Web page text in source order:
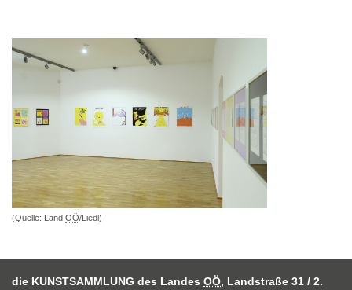
(Quelle: Land OÖ/Liedl)
die KUNSTSAMMLUNG des Landes OÖ, Landstraße 31 / 2.